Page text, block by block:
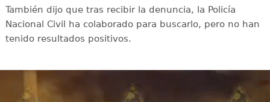
También dijo que tras recibir la denuncia, la Policía
Nacional Civil ha colaborado para buscarlo, pero no han
tenido resultados positivos.